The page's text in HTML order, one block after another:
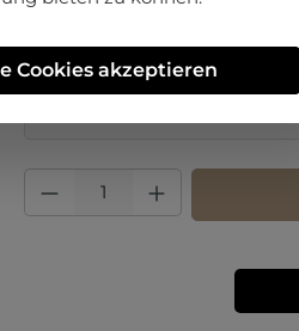
Erstmalig im Online-Shop
Produkt Anzahl: Gib den
Cookies akzeptieren